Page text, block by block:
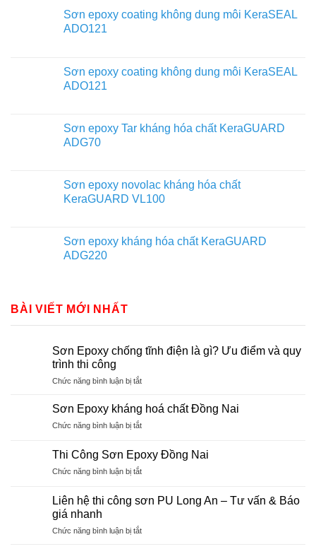
Sơn epoxy coating không dung môi KeraSEAL
ADO121
Sơn epoxy coating không dung môi KeraSEAL
ADO121
Sơn epoxy Tar kháng hóa chất KeraGUARD
ADG70
Sơn epoxy novolac kháng hóa chất
KeraGUARD VL100
Sơn epoxy kháng hóa chất KeraGUARD
ADG220
BÀI VIẾT MỚI NHẤT
Sơn Epoxy chống tĩnh điện là gì? Ưu điểm và quy
trình thi công
Chức năng bình luận bị tắtở
Epoxy
chống
tĩnh
là
Ưu
và
thi
Sơn Epoxy kháng hoá chất Đồng Nai
Chức năng bình luận bị tắtở
Epoxy
kháng
hoá
Đồng
Thi Công Sơn Epoxy Đồng Nai
Chức năng bình luận bị tắtở
Công
Sơn
Đồng
Liên hệ thi công sơn PU Long An – Tư vấn & Báo
giá nhanh
Chức năng bình luận bị tắtở